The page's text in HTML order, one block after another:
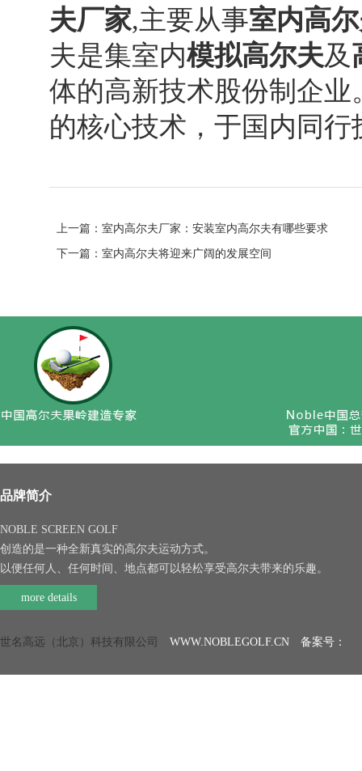
夫厂家,主要从事室内高
夫是集室内模拟高尔夫及
体的高新技术股份制企业
的核心技术，于国内同行
上一篇： 室内高尔夫厂家：安装室内高尔夫有哪些要求
下一篇： 室内高尔夫将迎来广阔的发展空间
品牌简介
NOBLE SCREEN GOLF
创造的是一种全新真实的高尔夫运动方式。
以便任何人、任何时间、地点都可以轻松享受高尔夫带来的乐趣。
more details
世名高远（北京）科技有限公司 WWW.NOBLEGOLF.CN 备案号：